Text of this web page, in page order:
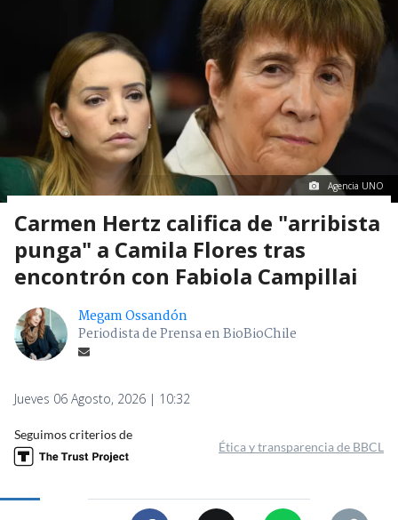
Agencia UNO
Carmen Hertz califica de "arribista
punga" a Camila Flores tras
encontrón con Fabiola Campillai
Megam Ossandón
Periodista de Prensa en BioBioChile
Jueves 06 Agosto, 2026 | 10:32
Seguimos criterios de
Ética y transparencia de BBCL